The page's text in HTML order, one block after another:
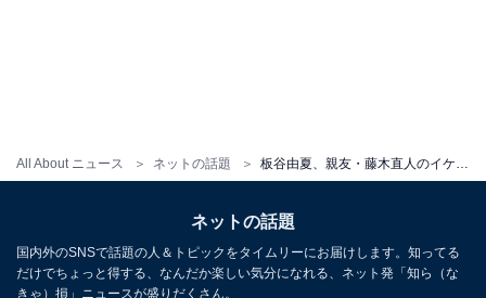
All About ニュース ネットの話題
ネットの話題
国内外のSNSで話題の人＆トピックをタイムリーにお届けします。知ってる
だけでちょっと得する、なんだか楽しい気分になれる、ネット発「知ら（な
きゃ）損」ニュースが盛りだくさん。